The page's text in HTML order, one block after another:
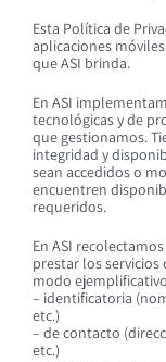
Esta Política de
aplicaciones
que ASI brinda.
En ASI
tecnológicas y de
que gestionamos.
integridad y
sean accedidos o
encuentren
requeridos.
En ASI
prestar los
modo
– identificatoria
etc.)
– de contacto
etc.)